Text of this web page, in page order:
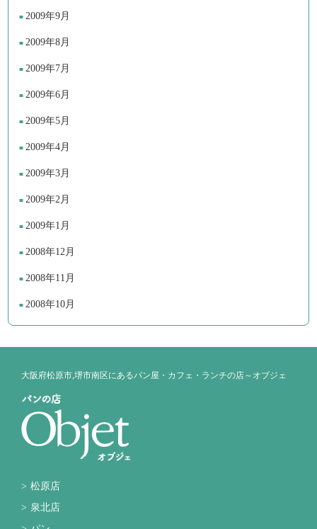
2009年9月
2009年8月
2009年7月
2009年6月
2009年5月
2009年4月
2009年3月
2009年2月
2009年1月
2008年12月
2008年11月
2008年10月
大阪府松原市,堺市南区にあるパン屋・カフェ・ランチの店～オブジェ
松原店
泉北店